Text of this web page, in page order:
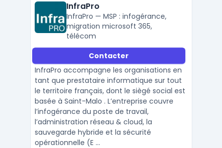
InfraPro
InfraPro — MSP : infogérance,
migration microsoft 365,
télécom
Contacter
InfraPro accompagne les organisations en
tant que prestataire informatique sur tout
le territoire français, dont le siègé social est
basée à Saint-Malo . L’entreprise couvre
l’infogérance du poste de travail,
l’administration réseau & cloud, la
sauvegarde hybride et la sécurité
opérationnelle (E ...